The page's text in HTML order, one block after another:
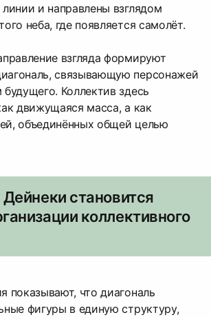
и направлены взглядом
неба, где появляется самолёт.
взгляда формируют
связывающую персонажей
Коллектив здесь
движущаяся масса, а как
объединённых общей целью
становится
коллективного
показывают, что диагональ
фигуры в единую структуру,